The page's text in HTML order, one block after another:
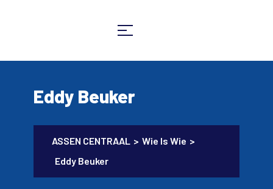
Eddy Beuker
ASSEN CENTRAAL > Wie Is Wie >
Eddy Beuker